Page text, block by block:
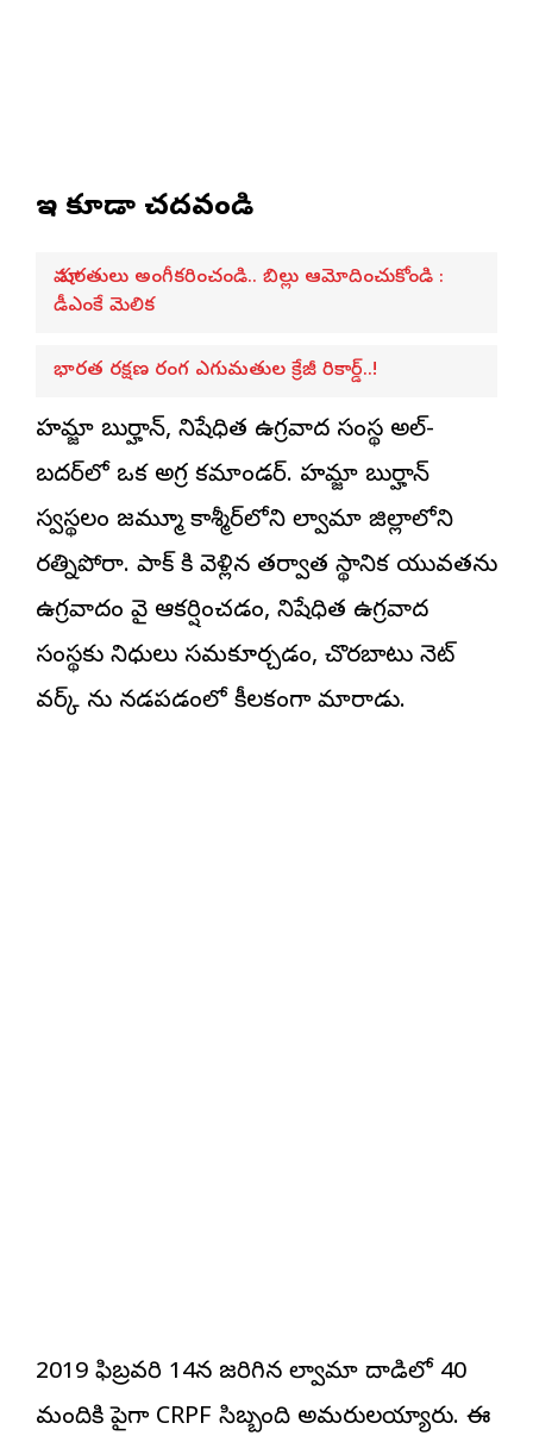
ఇవి కూడా చదవండి
మా షరతులు అంగీకరించండి.. బిల్లు ఆమోదించుకోండి :
డీఎంకే మెలిక
భారత రక్షణ రంగ ఎగుమతుల క్రేజీ రికార్డ్..!
హమ్జా బుర్హాన్, నిషేధిత ఉగ్రవాద సంస్థ అల్-
బదర్‌లో ఒక అగ్ర కమాండర్. హమ్జా బుర్హాన్
స్వస్థలం జమ్మూ కాశ్మీర్‌లోని పుల్వామా జిల్లాలోని
రత్నిపోరా. పాక్ కి వెళ్లిన తర్వాత స్థానిక యువతను
ఉగ్రవాదం వైపు ఆకర్షించడం, నిషేధిత ఉగ్రవాద
సంస్థకు నిధులు సమకూర్చడం, చొరబాటు నెట్
వర్క్ ను నడపడంలో కీలకంగా మారాడు.
2019 ఫిబ్రవరి 14న జరిగిన పుల్వామా దాడిలో 40
మందికి పైగా CRPF సిబ్బంది అమరులయ్యారు. ఈ